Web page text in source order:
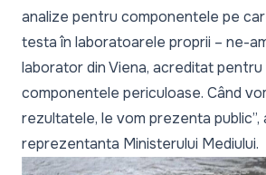
analize pentru componentele pe
testa în laboratoarele proprii – ne-
laborator din Viena, acreditat
componentele periculoase. Când
rezultatele, le vom prezenta public
reprezentanta Ministerului Mediului.